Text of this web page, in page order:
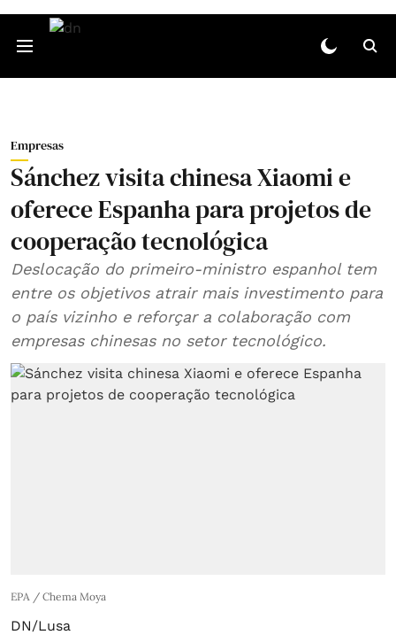
Empresas
Sánchez visita chinesa Xiaomi e
oferece Espanha para projetos de
cooperação tecnológica
Deslocação do primeiro-ministro espanhol tem
entre os objetivos atrair mais investimento para
o país vizinho e reforçar a colaboração com
empresas chinesas no setor tecnológico.
EPA / Chema Moya
DN/Lusa